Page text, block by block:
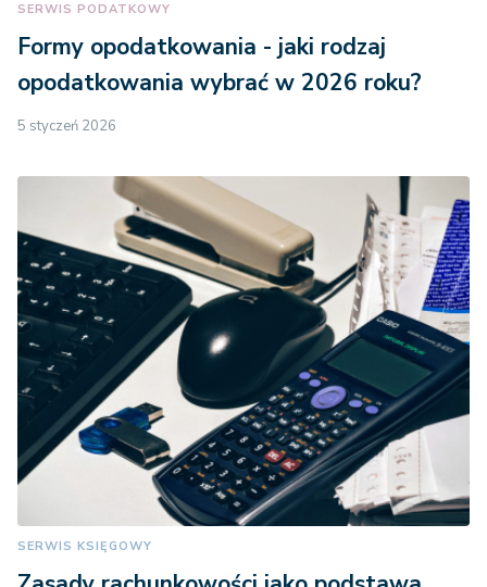
SERWIS PODATKOWY
Formy opodatkowania - jaki rodzaj
opodatkowania wybrać w 2026 roku?
5 styczeń 2026
SERWIS KSIĘGOWY